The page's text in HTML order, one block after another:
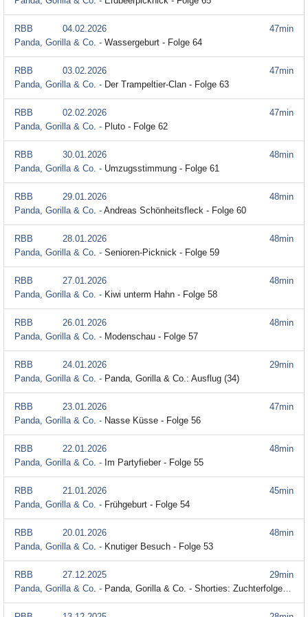
47min
RBB
04.02.2026
Panda, Gorilla & Co. - Wassergeburt - Folge 64
47min
RBB
03.02.2026
Panda, Gorilla & Co. - Der Trampeltier-Clan - Folge 63
47min
RBB
02.02.2026
Panda, Gorilla & Co. - Pluto - Folge 62
48min
RBB
30.01.2026
Panda, Gorilla & Co. - Umzugsstimmung - Folge 61
48min
RBB
29.01.2026
Panda, Gorilla & Co. - Andreas Schönheitsfleck - Folge 60
48min
RBB
28.01.2026
Panda, Gorilla & Co. - Senioren-Picknick - Folge 59
48min
RBB
27.01.2026
Panda, Gorilla & Co. - Kiwi unterm Hahn - Folge 58
48min
RBB
26.01.2026
Panda, Gorilla & Co. - Modenschau - Folge 57
29min
RBB
24.01.2026
Panda, Gorilla & Co. - Panda, Gorilla & Co.: Ausflug (34)
47min
RBB
23.01.2026
Panda, Gorilla & Co. - Nasse Küsse - Folge 56
48min
RBB
22.01.2026
Panda, Gorilla & Co. - Im Partyfieber - Folge 55
45min
RBB
21.01.2026
Panda, Gorilla & Co. - Frühgeburt - Folge 54
48min
RBB
20.01.2026
Panda, Gorilla & Co. - Knutiger Besuch - Folge 53
29min
RBB
27.12.2025
Panda, Gorilla & Co. - Panda, Gorilla & Co. - Shorties: Zuchterfolge (33)